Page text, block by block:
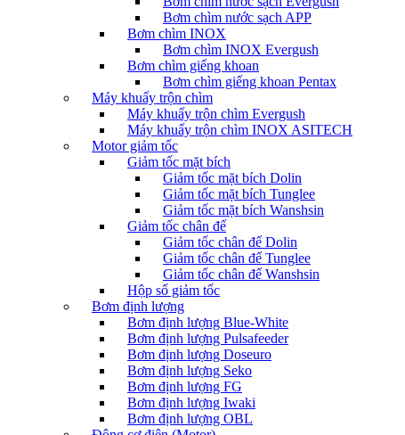
Bơm chìm nước sạch APP
Bơm chìm INOX
Bơm chìm INOX Evergush
Bơm chìm giếng khoan
Bơm chìm giếng khoan Pentax
Máy khuấy trộn chìm
Máy khuấy trộn chìm Evergush
Máy khuấy trộn chìm INOX ASITECH
Motor giảm tốc
Giảm tốc mặt bích
Giảm tốc mặt bích Dolin
Giảm tốc mặt bích Tunglee
Giảm tốc mặt bích Wanshsin
Giảm tốc chân đế
Giảm tốc chân đế Dolin
Giảm tốc chân đế Tunglee
Giảm tốc chân đế Wanshsin
Hộp số giảm tốc
Bơm định lượng
Bơm định lượng Blue-White
Bơm định lượng Pulsafeeder
Bơm định lượng Doseuro
Bơm định lượng Seko
Bơm định lượng FG
Bơm định lượng Iwaki
Bơm định lượng OBL